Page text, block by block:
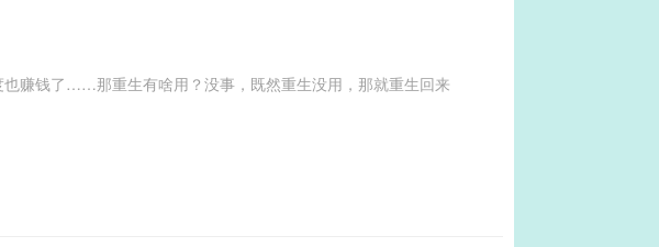
赚钱了……那重生有啥用？没事，既然重生没用，那就重生回来